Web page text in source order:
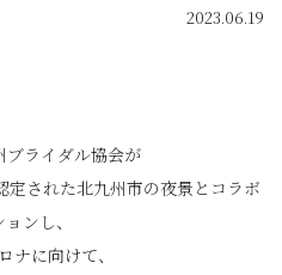
2023.06.19
ブライダル協会が
定された北九州市の夜景とコラボ
ンし、
ナに向けて、